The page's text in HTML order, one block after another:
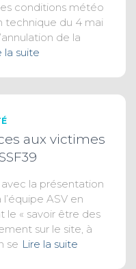
conditions météo
technique du 4 mai
de la
la suite
aux victimes
la présentation
ASV en
« savoir être des
sur le site, à
se Lire la suite